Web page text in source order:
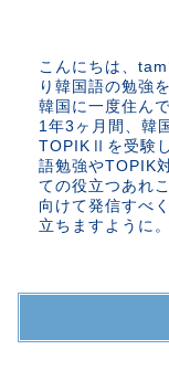
こんにちは、
り韓国語の勉強
韓国に一度住ん
1年3ヶ月間、韓
TOPIKⅡを受験
語勉強やTOPIK
ての役立つあれ
向けて発信すべ
立ちますように。